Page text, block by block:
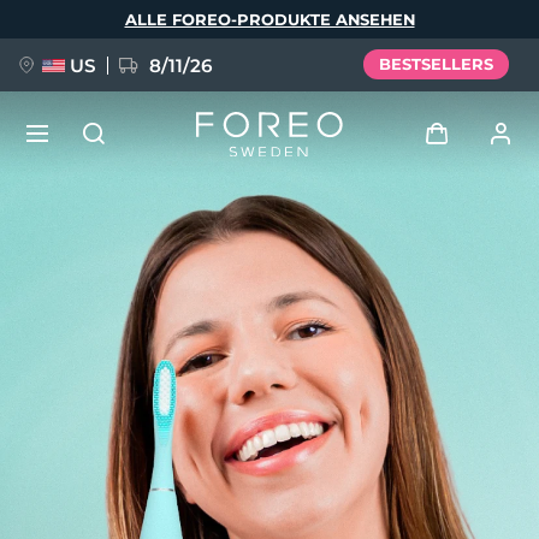
ALLE FOREO-PRODUKTE ANSEHEN
US 8/11/26 BESTSELLERS
Benutzerkonto
Meine Geräte
Meine Bestellungen
Meine Adressen
Meine Abonnements
FAQ™ Pure Beauty-Tech Elixir
BREAKING NEWS
issa™ Teeth Whitening Set
Deutsch
Español
Français
Italiano
Português
Svenska
Русский
简体中文 繁體中文